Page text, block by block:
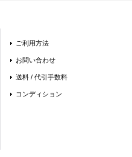
ご利用方法
お問い合わせ
送料 / 代引手数料
コンディション